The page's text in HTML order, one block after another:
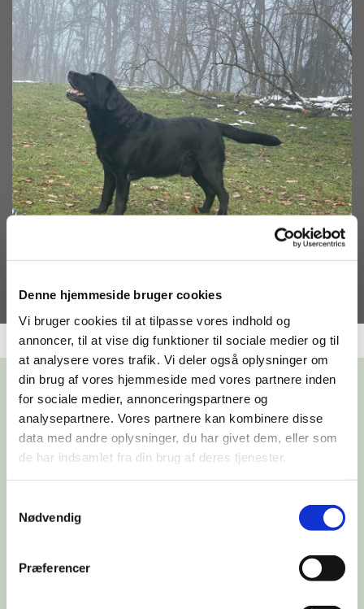
Denne hjemmeside bruger cookies
Vi bruger cookies til at tilpasse vores indhold og
annoncer, til at vise dig funktioner til sociale medier og til
at analysere vores trafik. Vi deler også oplysninger om
din brug af vores hjemmeside med vores partnere inden
for sociale medier, annonceringspartnere og
analysepartnere. Vores partnere kan kombinere disse
data med andre oplysninger, du har givet dem, eller som
de har indsamlet fra din brug af deres tjenester.
Nødvendig
Præferencer
Barney
Owend by: Barbara Krumpak Tylah´s Kennel Slo